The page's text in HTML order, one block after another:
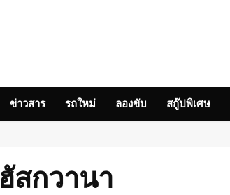
ข่าวสาร รถใหม่ ลองขับ สกู๊ปพิเศษ
ฮัสกวานา